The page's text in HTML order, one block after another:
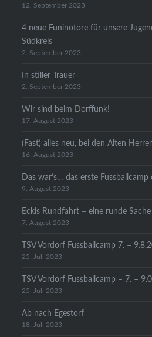
12. September 2023
4 neue Funinotore für unsere
Südkreis
2. September 2023
In stiller Trauer
2. September 2023
Wir sind beim Dorffunk!
17. August 2023
(Fast) alles neu, bei den Alten
16. August 2023
Das war’s… das erste Fussballcamp
9. August 2023
Eckis Rundfahrt – eine runde Sache
7. August 2023
TSV Vordorf Fussballcamp 7. –
25. Juli 2023
TSV Vordorf Fussballcamp – 7. –
25. Juli 2023
Ab nach Egestorf
18. Juli 2023